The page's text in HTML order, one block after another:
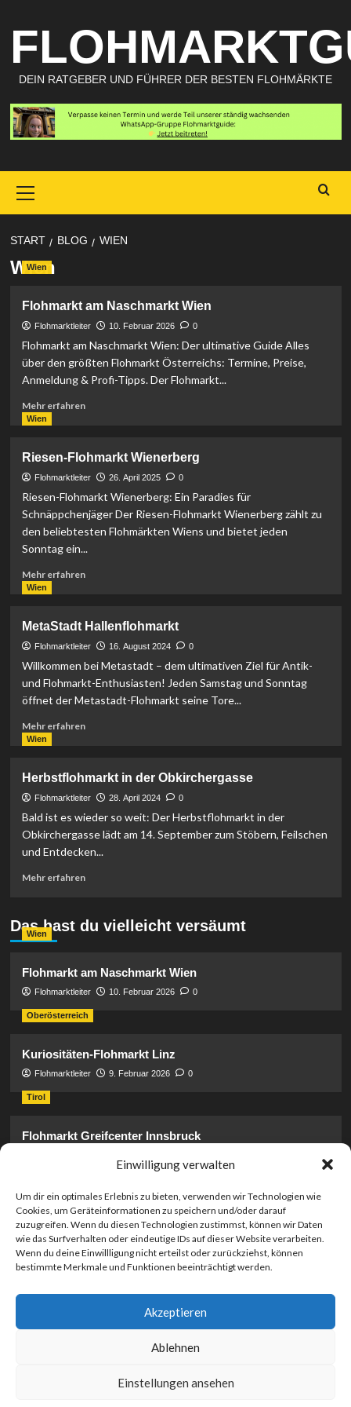
Einwilligung verwalten
Um dir ein optimales Erlebnis zu bieten, verwenden wir Technologien wie
Cookies, um Geräteinformationen zu speichern und/oder darauf
zuzugreifen. Wenn du diesen Technologien zustimmst, können wir Daten
wie das Surfverhalten oder eindeutige IDs auf dieser Website verarbeiten.
Wenn du deine Einwillligung nicht erteilst oder zurückziehst, können
bestimmte Merkmale und Funktionen beeinträchtigt werden.
Akzeptieren
Ablehnen
Einstellungen ansehen
Inhalt
springen
DEIN RATGEBER UND FÜHRER DER BESTEN FLOHMÄRKTE
Menu
START BLOG WIEN
Wien
Wien
Flohmarkt am Naschmarkt Wien
Flohmarktleiter 10. Februar 2026 0
Flohmarkt am Naschmarkt Wien: Der ultimative Guide Alles
über den größten Flohmarkt Österreichs: Termine, Preise,
Anmeldung & Profi-Tipps. Der Flohmarkt...
Mehr erfahrenMehr
am
Naschmarkt
Wien
Wien
Riesen-Flohmarkt Wienerberg
Flohmarktleiter 26. April 2025 0
Riesen-Flohmarkt Wienerberg: Ein Paradies für
Schnäppchenjäger Der Riesen-Flohmarkt Wienerberg zählt zu
den beliebtesten Flohmärkten Wiens und bietet jeden
Sonntag ein...
Mehr erfahrenMehr
Flohmarkt
Wienerberg
Wien
MetaStadt Hallenflohmarkt
Flohmarktleiter 16. August 2024 0
Willkommen bei Metastadt – dem ultimativen Ziel für Antik-
und Flohmarkt-Enthusiasten! Jeden Samstag und Sonntag
öffnet der Metastadt-Flohmarkt seine Tore...
Mehr erfahrenMehr
Hallenflohmarkt
Wien
Herbstflohmarkt in der Obkirchergasse
Flohmarktleiter 28. April 2024 0
Bald ist es wieder so weit: Der Herbstflohmarkt in der
Obkirchergasse lädt am 14. September zum Stöbern, Feilschen
und Entdecken...
Mehr erfahrenMehr
Herbstflohmarkt
in
Das hast du vielleicht versäumt
Wien
Flohmarkt am Naschmarkt Wien
Flohmarktleiter 10. Februar 2026 0
Oberösterreich
Kuriositäten-Flohmarkt Linz
Flohmarktleiter 9. Februar 2026 0
Tirol
Flohmarkt Greifcenter Innsbruck
Flohmarkt Krieglach: Adresse & Spenden-Infos
Flohmarktleiter 17. Januar 2026 0
16. Januar 2026 0
Urheberrecht © Alle Rechte vorbehalten.